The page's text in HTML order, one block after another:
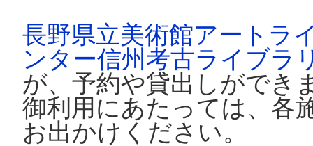
長野県立美術館アートラ
ンター信州考古ライブラ
が、予約や貸出しができ
御利用にあたっては、各
お出かけください。